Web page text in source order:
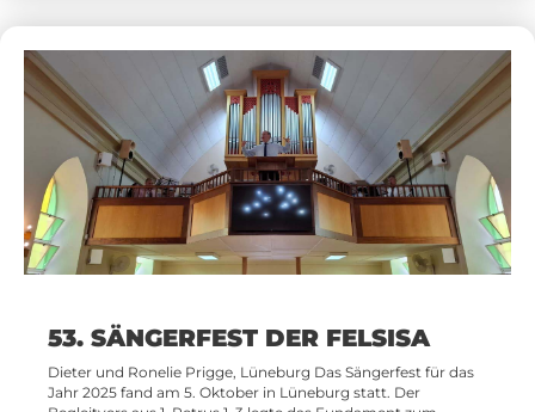
53. SÄNGERFEST DER FELSISA
Dieter und Ronelie Prigge, Lüneburg Das Sängerfest für das
Jahr 2025 fand am 5. Oktober in Lüneburg statt. Der